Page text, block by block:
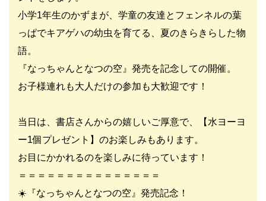
小学1年生のかずまが、学童の友達とフェンネルの葉
っぱでキアゲハの幼虫を育てる、夏のきらきらした物
語。
『なっちゃんとなつの空』発売を記念しての開催。
お子様連れも大人だけの参加も大歓迎です！
当日は、書店さんからの嬉しいご厚意で、【水ヨーヨ
ー1個プレゼント】のお楽しみもあります。
お目にかかれるのを楽しみに待っています！
＝＝＝＝＝＝＝＝＝＝＝＝＝＝＝
☀️『なっちゃんとなつの空』発売記念！